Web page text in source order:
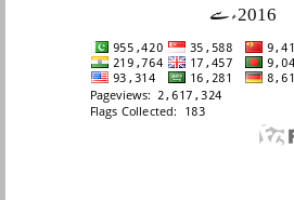
2016ء سے